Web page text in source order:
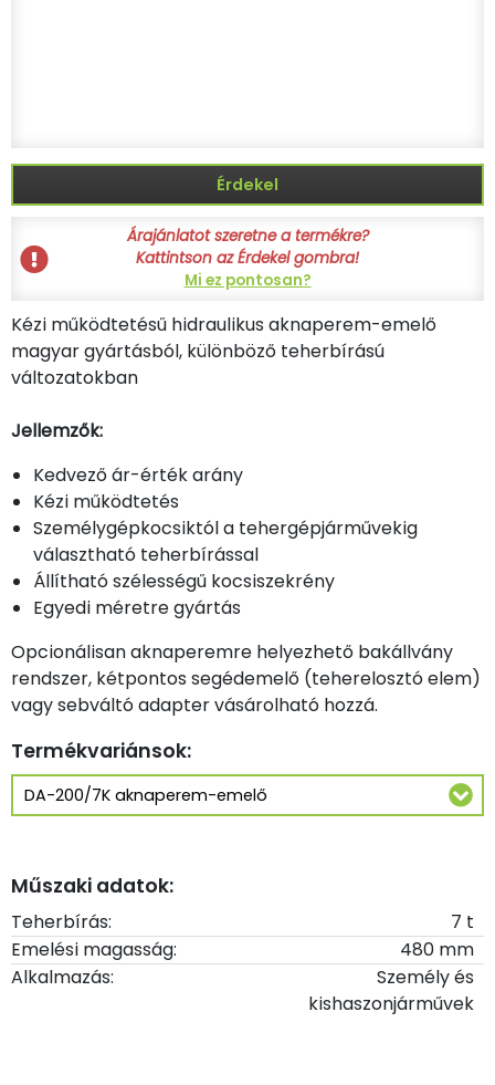
Érdekel
Árajánlatot szeretne a termékre?
Kattintson az Érdekel gombra!
Mi ez pontosan?
Kézi működtetésű hidraulikus aknaperem-emelő
magyar gyártásból, különböző teherbírású
változatokban
Jellemzők:
Kedvező ár-érték arány
Kézi működtetés
Személygépkocsiktól a tehergépjárművekig
választható teherbírással
Állítható szélességű kocsiszekrény
Egyedi méretre gyártás
Opcionálisan aknaperemre helyezhető bakállvány
rendszer, kétpontos segédemelő (teherelosztó elem)
vagy sebváltó adapter vásárolható hozzá.
Termékvariánsok:
Műszaki adatok:
Teherbírás:
7 t
Emelési magasság:
480 mm
Alkalmazás:
Személy és
kishaszonjárművek